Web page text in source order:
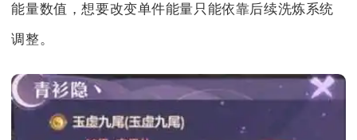
能量数值，想要改变单件能量只能依靠后续洗炼系统
调整。